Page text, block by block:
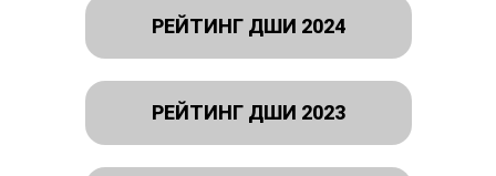
РЕЙТИНГ ДШИ 2024
РЕЙТИНГ ДШИ 2023